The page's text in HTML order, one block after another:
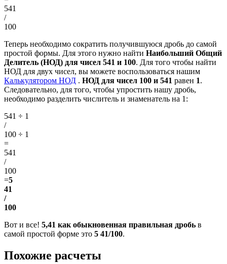
541
/
100
Теперь необходимо сократить получившуюся дробь до самой
простой формы. Для этого нужно найти Наибольший Общий
Делитель (НОД) для чисел 541 и 100. Для того чтобы найти
НОД для двух чисел, вы можете воспользоваться нашим
Калькулятором НОД . НОД для чисел 100 и 541 равен 1.
Следовательно, для того, чтобы упростить нашу дробь,
необходимо разделить числитель и знаменатель на 1:
541 ÷ 1
/
100 ÷ 1
=
541
/
100
=5
41
/
100
Вот и все! 5,41 как обыкновенная правильная дробь в
самой простой форме это 5 41/100.
Похожие расчеты